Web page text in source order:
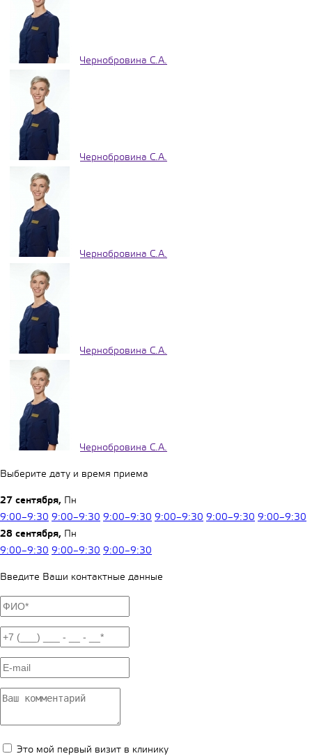
Чернобровина С.А.
Чернобровина С.А.
Чернобровина С.А.
Чернобровина С.А.
Чернобровина С.А.
Выберите дату и время приема
27 сентября, Пн
9:00–9:30 9:00–9:30 9:00–9:30 9:00–9:30 9:00–9:30 9:00–9:30
28 сентября, Пн
9:00–9:30 9:00–9:30 9:00–9:30
Введите Ваши контактные данные
Это мой первый визит в клинику